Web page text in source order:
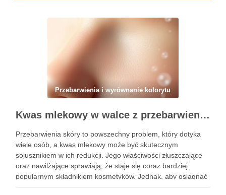
Przebarwienia i wyrównanie kolorytu
Kwas mlekowy w walce z przebarwieniami: skuteczne działanie i najczęstsze błędy stosowania
Przebarwienia skóry to powszechny problem, który dotyka
wiele osób, a kwas mlekowy może być skutecznym
sojusznikiem w ich redukcji. Jego właściwości złuszczające
oraz nawilżające sprawiają, że staje się coraz bardziej
popularnym składnikiem kosmetyków. Jednak, aby osiągnąć
zamierzone efekty, kluczowe jest nie tylko jego odpowiednie